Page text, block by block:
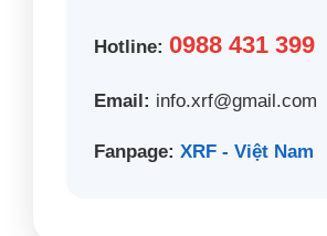
Hotline: 0988 431 399
Email: info.xrf@gmail.com
Fanpage: XRF - Việt Nam